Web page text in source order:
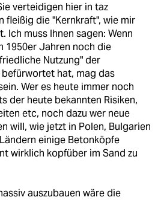
verteidigen hier in taz
fleißig die "Kernkraft", wie mir
Ich muss Ihnen sagen: Wenn
1950er Jahren noch die
Nutzung" der
hat, mag das
Wer es heute immer noch
der heute bekannten Risiken,
etc, noch dazu wer neue
will, wie jetzt in Polen, Bulgarien
einige Betonköpfe
wirklich kopfüber im Sand zu
auszubauen wäre die